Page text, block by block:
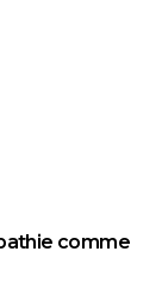
comme